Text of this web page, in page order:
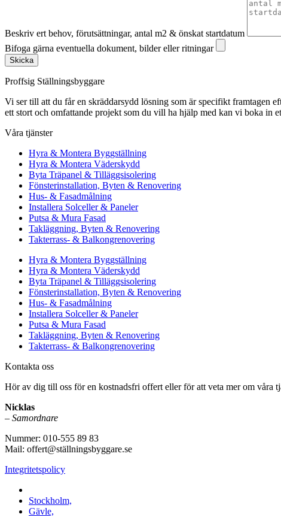
Beskriv ert behov, förutsättningar, antal m2 & önskat startdatum
Bifoga gärna eventuella dokument, bilder eller ritningar
Skicka
Proffsig Ställningsbyggare
Vi ser till att du får en skräddarsydd lösning som är specifikt framtagen
ett stort och omfattande projekt som du vill ha hjälp med kan vi boka in
Våra tjänster
Hyra & Montera Byggställning
Hyra & Montera Väderskydd
Byta Träpanel & Tilläggsisolering
Fönsterinstallation, Byten & Renovering
Hus- & Fasadmålning
Installera Solceller & Paneler
Putsa & Mura Fasad
Takläggning, Byten & Renovering
Takterrass- & Balkongrenovering
Hyra & Montera Byggställning
Hyra & Montera Väderskydd
Byta Träpanel & Tilläggsisolering
Fönsterinstallation, Byten & Renovering
Hus- & Fasadmålning
Installera Solceller & Paneler
Putsa & Mura Fasad
Takläggning, Byten & Renovering
Takterrass- & Balkongrenovering
Kontakta oss
Hör av dig till oss för en kostnadsfri offert eller för att veta mer om våra
Nicklas
– Samordnare
Nummer: 010-555 89 83
Mail: offert@ställningsbyggare.se
Integritetspolicy
Stockholm,
Gävle,